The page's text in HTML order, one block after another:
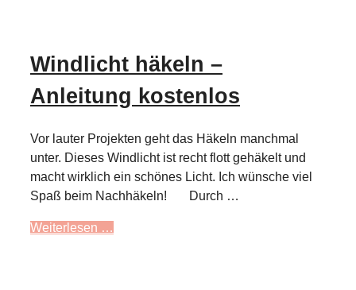
Windlicht häkeln –
Anleitung kostenlos
Vor lauter Projekten geht das Häkeln manchmal
unter. Dieses Windlicht ist recht flott gehäkelt und
macht wirklich ein schönes Licht. Ich wünsche viel
Spaß beim Nachhäkeln! Durch …
Weiterlesen …